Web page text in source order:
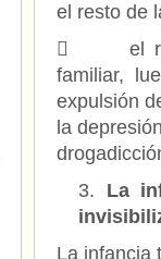
el resto de
 el
familiar,
expulsión
la
La
La infancia